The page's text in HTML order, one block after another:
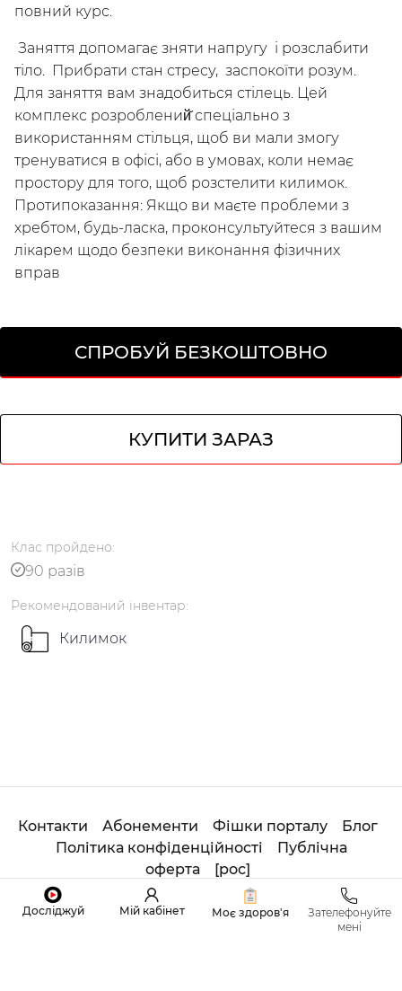
Мій кабінет / Зареєструйся
Досліджуй Мій кабінет Моє здоров'я
Зателефонуйте
мені
повний курс.
Заняття допомагає зняти напругу і розслабити
тіло. Прибрати стан стресу, заспокоїти розум.
Для заняття вам знадобиться стілець. Цей
комплекс розроблений̆ спеціально з
використанням стільця, щоб ви мали змогу
тренуватися в офісі, або в умовах, коли немає
простору для того, щоб розстелити килимок.
Протипоказання: Якщо ви маєте проблеми з
хребтом, будь-ласка, проконсультуйтеся з вашим
лікарем щодо безпеки виконання фізичних
вправ
СПРОБУЙ БЕЗКОШТОВНО
КУПИТИ ЗАРАЗ
Клас пройдено:
90 разів
Рекомендований інвентар:
Килимок
Контакти Абонементи Фішки порталу
Блог
Політика конфіденційності
Публічна
оферта
[рос]
© 2020 СтудіяОНЛАЙН ADHOYOGA. All Rights